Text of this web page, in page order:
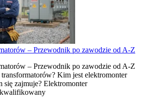
– Przewodnik po zawodzie od A-Z
– Przewodnik po zawodzie od A-Z
Kim jest elektromonter
się zajmuje? Elektromonter